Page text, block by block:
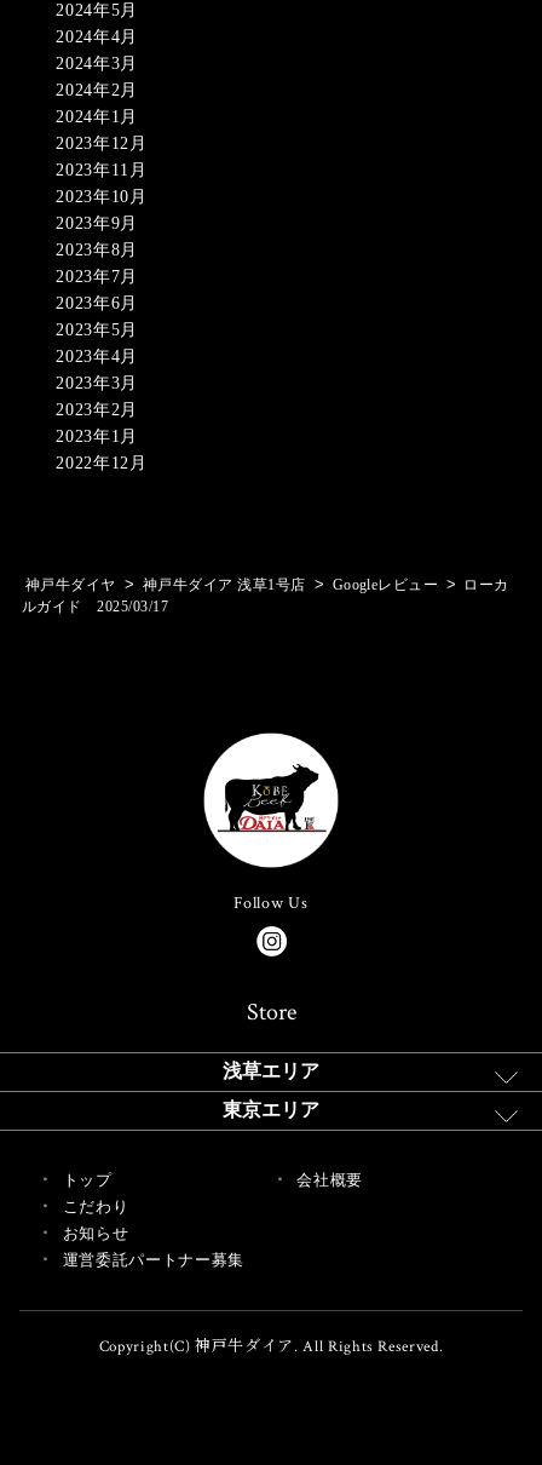
2024年5月
2024年4月
2024年3月
2024年2月
2024年1月
2023年12月
2023年11月
2023年10月
2023年9月
2023年8月
2023年7月
2023年6月
2023年5月
2023年4月
2023年3月
2023年2月
2023年1月
2022年12月
神戸牛ダイヤ > 神戸牛ダイア 浅草1号店 > Googleレビュー >
ローカ
ルガイド 2025/03/17
Follow Us
Store
浅草エリア
東京エリア
トップ
こだわり
お知らせ
運営委託パートナー募集
会社概要
Copyright(C) 神戸牛ダイア. All Rights Reserved.